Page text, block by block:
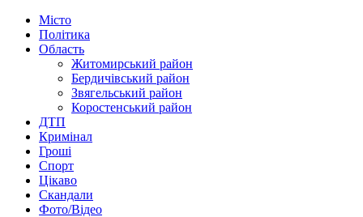
Місто
Політика
Область
Житомирський район
Бердичівський район
Звягельський район
Коростенський район
ДТП
Кримінал
Гроші
Спорт
Цікаво
Скандали
Фото/Відео